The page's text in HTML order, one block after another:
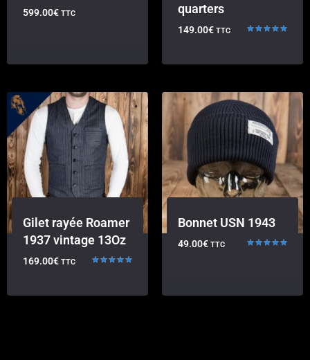
599.00€ TTC
quarters
149.00€ TTC
Gilet rayée Roamer
1937 vintage 13Oz
169.00€ TTC
Bonnet USN 1943
49.00€ TTC